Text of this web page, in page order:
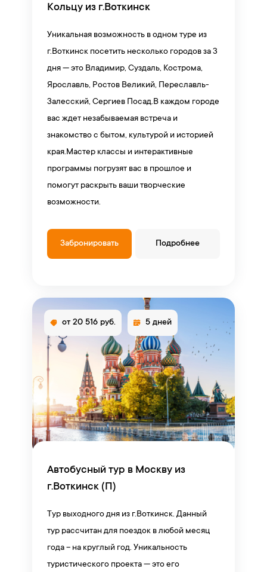
Кольцу из г.Воткинск
Уникальная возможность в одном туре из
г.Воткинск посетить несколько городов за 3
дня — это Владимир, Суздаль, Кострома,
Ярославль, Ростов Великий, Переславль-
Залесский, Сергиев Посад.В каждом городе
вас ждет незабываемая встреча и
знакомство с бытом, культурой и историей
края.Мастер классы и интерактивные
программы погрузят вас в прошлое и
помогут раскрыть ваши творческие
возможности.
Забронировать Подробнее
от 20 516 руб. 5 дней
Автобусный тур в Москву из
г.Воткинск (П)
Тур выходного дня из г.Воткинск. Данный
тур рассчитан для поездок в любой месяц
года – на круглый год. Уникальность
туристического проекта — это его